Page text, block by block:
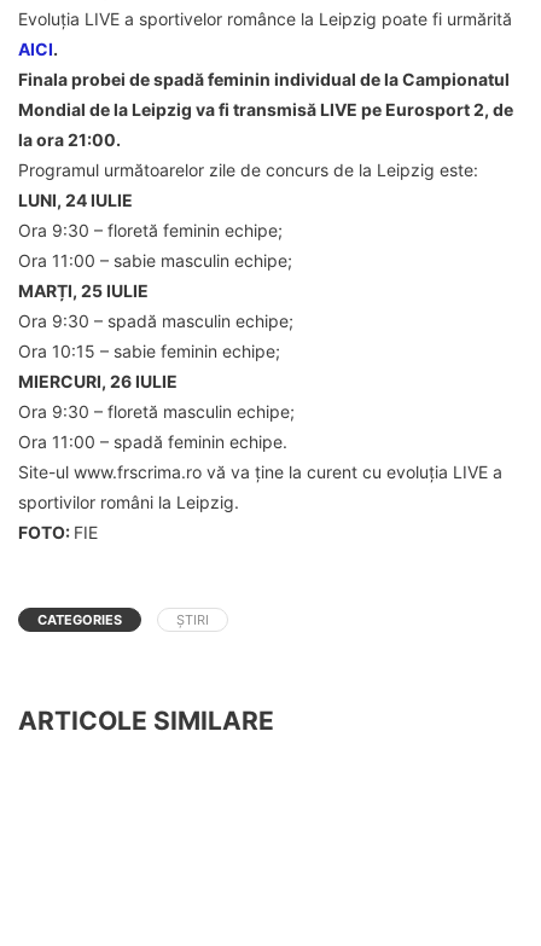
Evoluția LIVE a sportivelor românce la Leipzig poate fi urmărită
AICI.
Finala probei de spadă feminin individual de la Campionatul
Mondial de la Leipzig va fi transmisă LIVE pe Eurosport 2, de
la ora 21:00.
Programul următoarelor zile de concurs de la Leipzig este:
LUNI, 24 IULIE
Ora 9:30 – floretă feminin echipe;
Ora 11:00 – sabie masculin echipe;
MARȚI, 25 IULIE
Ora 9:30 – spadă masculin echipe;
Ora 10:15 – sabie feminin echipe;
MIERCURI, 26 IULIE
Ora 9:30 – floretă masculin echipe;
Ora 11:00 – spadă feminin echipe.
Site-ul www.frscrima.ro vă va ține la curent cu evoluția LIVE a
sportivilor români la Leipzig.
FOTO: FIE
CATEGORIES ȘTIRI
ARTICOLE SIMILARE